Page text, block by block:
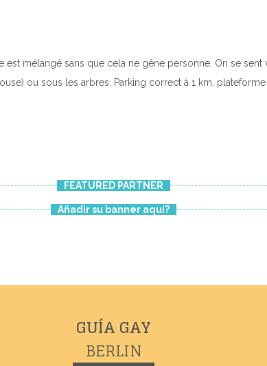
est mélangé sans que cela ne gêne personne. On se
ou sous les arbres. Parking correct à 1 km,
FEATURED PARTNER
Añadir su banner aquí?
GUÍA GAY
BERLIN